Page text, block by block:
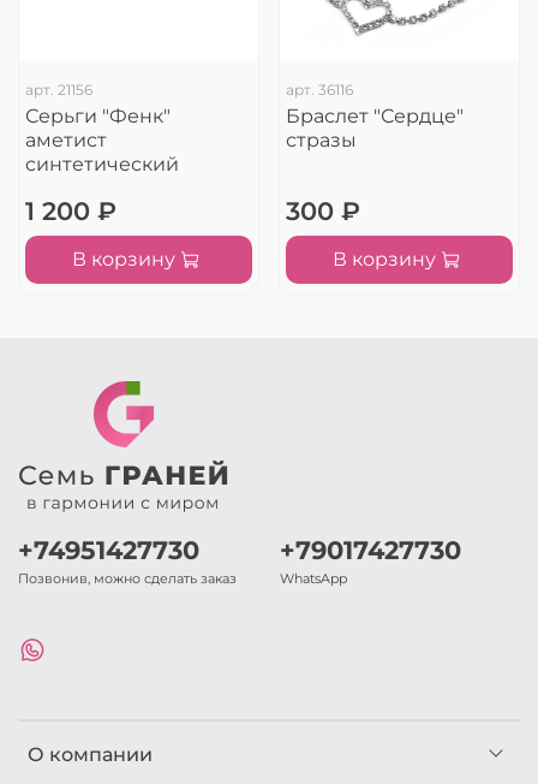
арт. 21156
Серьги "Фенк"
аметист
синтетический
1 200 ₽
В корзину
арт. 36116
Браслет "Сердце"
стразы
300 ₽
В корзину
О компании
+74951427730
Позвонив, можно сделать заказ
+79017427730
WhatsApp